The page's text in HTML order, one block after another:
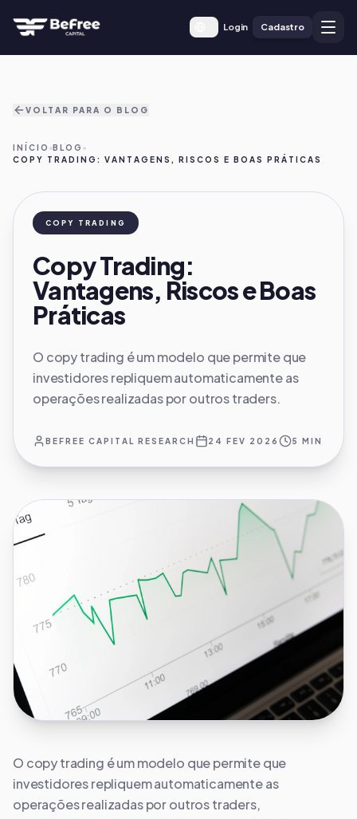
Login Cadastro
VOLTAR PARA O BLOG
INÍCIO BLOG
COPY TRADING: VANTAGENS, RISCOS E BOAS PRÁTICAS
COPY TRADING
Copy Trading:
Vantagens, Riscos e Boas
Práticas
O copy trading é um modelo que permite que
investidores repliquem automaticamente as
operações realizadas por outros traders.
BEFREE CAPITAL RESEARCH 24 FEV 2026 5 MIN
O copy trading é um modelo que permite que
investidores repliquem automaticamente as
operações realizadas por outros traders,